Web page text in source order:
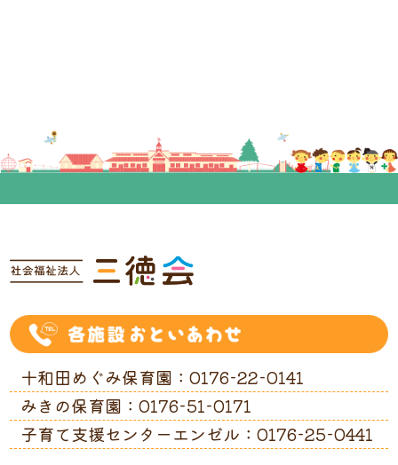
十和田めぐみ保育園：0176-22-0141
みきの保育園：0176-51-0171
子育て支援センターエンゼル：0176-25-0441